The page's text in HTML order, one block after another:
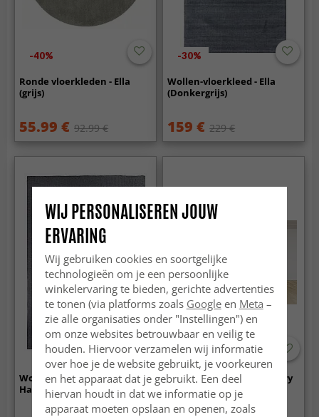
-40%
Ronde vloerkleden - Ella
(grijs)
55.99 € 92.99 €
-30%
Wollen-vloerkleed - Ella
(Donkergrijs)
159 € 229 €
Wollen-vloerkleed -
Hamilton (Asphalt)
-50%
Ronde vloerkleden - Bibury
(lichtgrijs)
WIJ PERSONALISEREN JOUW
ERVARING
Wij gebruiken cookies en soortgelijke
technologieën om je een persoonlijke
winkelervaring te bieden, gerichte advertenties
te tonen (via platforms zoals Googleen Meta –
zie alle organisaties onder "Instellingen") en
om onze websites betrouwbaar en veilig te
houden. Hiervoor verzamelen wij informatie
over hoe je de website gebruikt, je voorkeuren
en het apparaat dat je gebruikt. Een deel
hiervan houdt in dat we informatie op je
apparaat moeten opslaan en openen, zoals